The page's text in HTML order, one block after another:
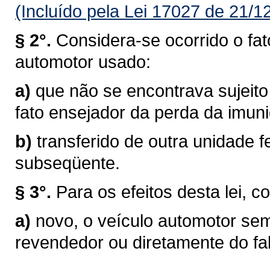
(Incluído pela Lei 17027 de 21/
§ 2°. Considera-se ocorrido o
automotor usado:
a) que não se encontrava
fato ensejador da perda da
b) transferido de outra unidade
subseqüente.
§ 3°. Para os efeitos desta lei,
a) novo, o veículo automotor
revendedor ou diretamente do